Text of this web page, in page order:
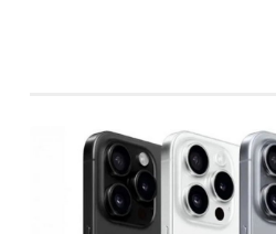
PRECIOS DE
ANDORRA